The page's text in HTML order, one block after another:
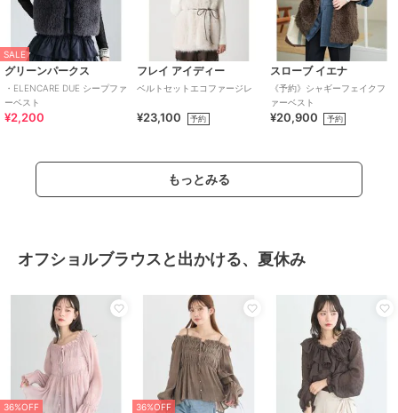
SALE
グリーンパークス
・ELENCARE DUE シープファ
ーベスト
¥2,200
フレイ アイディー
ベルトセットエコファージレ
¥23,100 予約
スローブ イエナ
《予約》シャギーフェイクフ
ァーベスト
¥20,900 予約
もっとみる
オフショルブラウスと出かける、夏休み
36%OFF
36%OFF